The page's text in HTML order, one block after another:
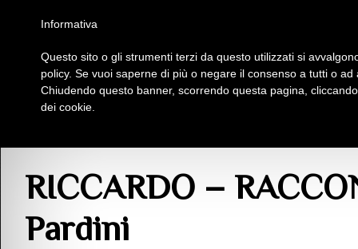
Insieme Per La Cultura
RICCARDO –
Pardini
Informativa
Questo sito o gli strumenti terzi da questo utilizzati si
policy. Se vuoi saperne di più o negare il consenso a tutti o
Chiudendo questo banner, scorrendo questa pagina,
dei cookie.